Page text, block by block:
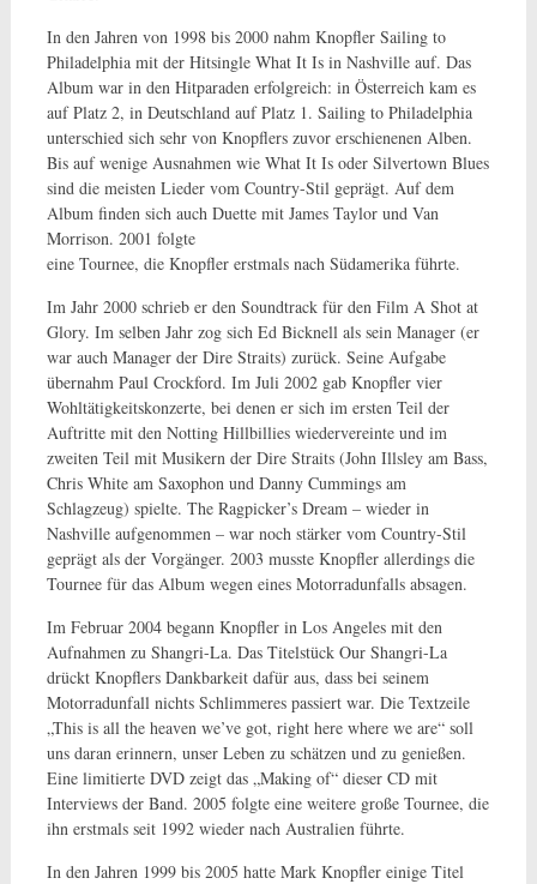
In den Jahren von 1998 bis 2000 nahm Knopfler Sailing to
Philadelphia mit der Hitsingle What It Is in Nashville auf. Das
Album war in den Hitparaden erfolgreich: in Österreich kam es
auf Platz 2, in Deutschland auf Platz 1. Sailing to Philadelphia
unterschied sich sehr von Knopflers zuvor erschienenen Alben.
Bis auf wenige Ausnahmen wie What It Is oder Silvertown Blues
sind die meisten Lieder vom Country-Stil geprägt. Auf dem
Album finden sich auch Duette mit James Taylor und Van
Morrison. 2001 folgte
eine Tournee, die Knopfler erstmals nach Südamerika führte.
Im Jahr 2000 schrieb er den Soundtrack für den Film A Shot at
Glory. Im selben Jahr zog sich Ed Bicknell als sein Manager (er
war auch Manager der Dire Straits) zurück. Seine Aufgabe
übernahm Paul Crockford. Im Juli 2002 gab Knopfler vier
Wohltätigkeitskonzerte, bei denen er sich im ersten Teil der
Auftritte mit den Notting Hillbillies wiedervereinte und im
zweiten Teil mit Musikern der Dire Straits (John Illsley am Bass,
Chris White am Saxophon und Danny Cummings am
Schlagzeug) spielte. The Ragpicker’s Dream – wieder in
Nashville aufgenommen – war noch stärker vom Country-Stil
geprägt als der Vorgänger. 2003 musste Knopfler allerdings die
Tournee für das Album wegen eines Motorradunfalls absagen.
Im Februar 2004 begann Knopfler in Los Angeles mit den
Aufnahmen zu Shangri-La. Das Titelstück Our Shangri-La
drückt Knopflers Dankbarkeit dafür aus, dass bei seinem
Motorradunfall nichts Schlimmeres passiert war. Die Textzeile
„This is all the heaven we’ve got, right here where we are“ soll
uns daran erinnern, unser Leben zu schätzen und zu genießen.
Eine limitierte DVD zeigt das „Making of“ dieser CD mit
Interviews der Band. 2005 folgte eine weitere große Tournee, die
ihn erstmals seit 1992 wieder nach Australien führte.
In den Jahren 1999 bis 2005 hatte Mark Knopfler einige Titel